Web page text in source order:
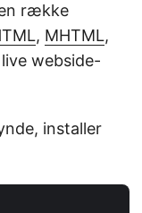
række
, MHTML,
webside-
installer